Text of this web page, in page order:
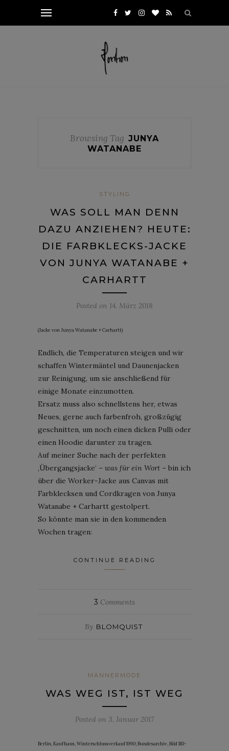
Browsing Tag JUNYA
WATANABE
STYLING
WAS SOLL MAN DENN
DAZU ANZIEHEN? HEUTE:
DIE FARBKLECKS-JACKE
VON JUNYA WATANABE +
CARHARTT
Posted on 14. März 2018
(Jacke von Junya Watanabe + Carhartt)
Endlich, die Temperaturen steigen und wir
schaffen Wintermäntel und Daunenjacken
zur Reinigung, um sie anschließend für
einige Monate einzumotten.
Ersatz muss also schnellstens her, etwas
Neues, gerne auch farbenfroh, großzügig
geschnitten, um noch einen dicken Pulli oder
einen Hoodie darunter zu tragen.
Auf meiner Suche nach der perfekten
‚Übergangsjacke‘ – was für ein Wort – bin ich
über die Worker-Jacke aus Canvas mit
Farbklecksen und Cordkragen von Junya
Watanabe + Carhartt gestolpert.
So könnte man sie in den kommenden
Wochen tragen:
CONTINUE READING
3 Comments
By BLOMQUIST
MÄNNERMODE
WAS WEG IST, IST WEG
Posted on 3. Januar 2017
Berlin, Kaufhaus, Winterschlussverkauf 1990; Bundesarchiv, Bild 183-